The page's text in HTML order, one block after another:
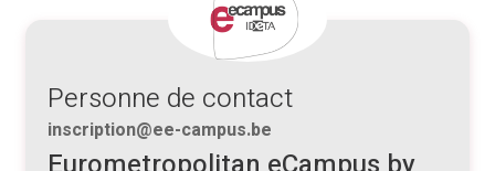
Personne de contact
inscription@ee-campus.be